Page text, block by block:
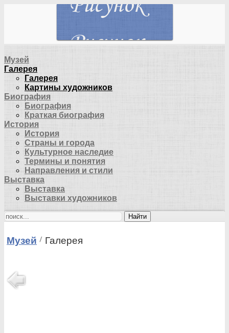
Музей
Галерея
Галерея
Картины художников
Биография
Биография
Краткая биография
История
История
Страны и города
Культурное наследие
Термины и понятия
Направления и стили
Выставка
Выставка
Выставки художников
Найти
Музей Галерея